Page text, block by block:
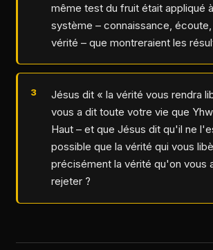
même test du fruit était appliqué
système – connaissance, écoute,
vérité – que montreraient les
Jésus dit « la vérité vous rendra
vous a dit toute votre vie que
Haut – et que Jésus dit qu'il ne
possible que la vérité qui vous
précisément la vérité qu'on vous
rejeter ?